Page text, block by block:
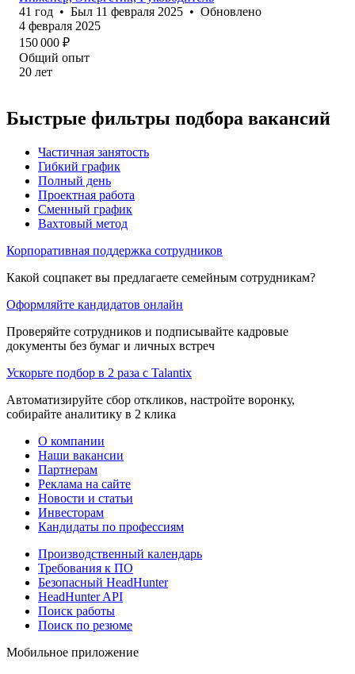
41 год • Был 11 февраля 2025 • Обновлено
4 февраля 2025
150 000 ₽
Общий опыт
20 лет
Быстрые фильтры подбора вакансий
Частичная занятость
Гибкий график
Полный день
Проектная работа
Сменный график
Вахтовый метод
Корпоративная поддержка сотрудников
Какой соцпакет вы предлагаете семейным сотрудникам?
Оформляйте кандидатов онлайн
Проверяйте сотрудников и подписывайте кадровые
документы без бумаг и личных встреч
Ускорьте подбор в 2 раза с Talantix
Автоматизируйте сбор откликов, настройте воронку,
собирайте аналитику в 2 клика
О компании
Наши вакансии
Партнерам
Реклама на сайте
Новости и статьи
Инвесторам
Кандидаты по профессиям
Производственный календарь
Требования к ПО
Безопасный HeadHunter
HeadHunter API
Поиск работы
Поиск по резюме
Мобильное приложение